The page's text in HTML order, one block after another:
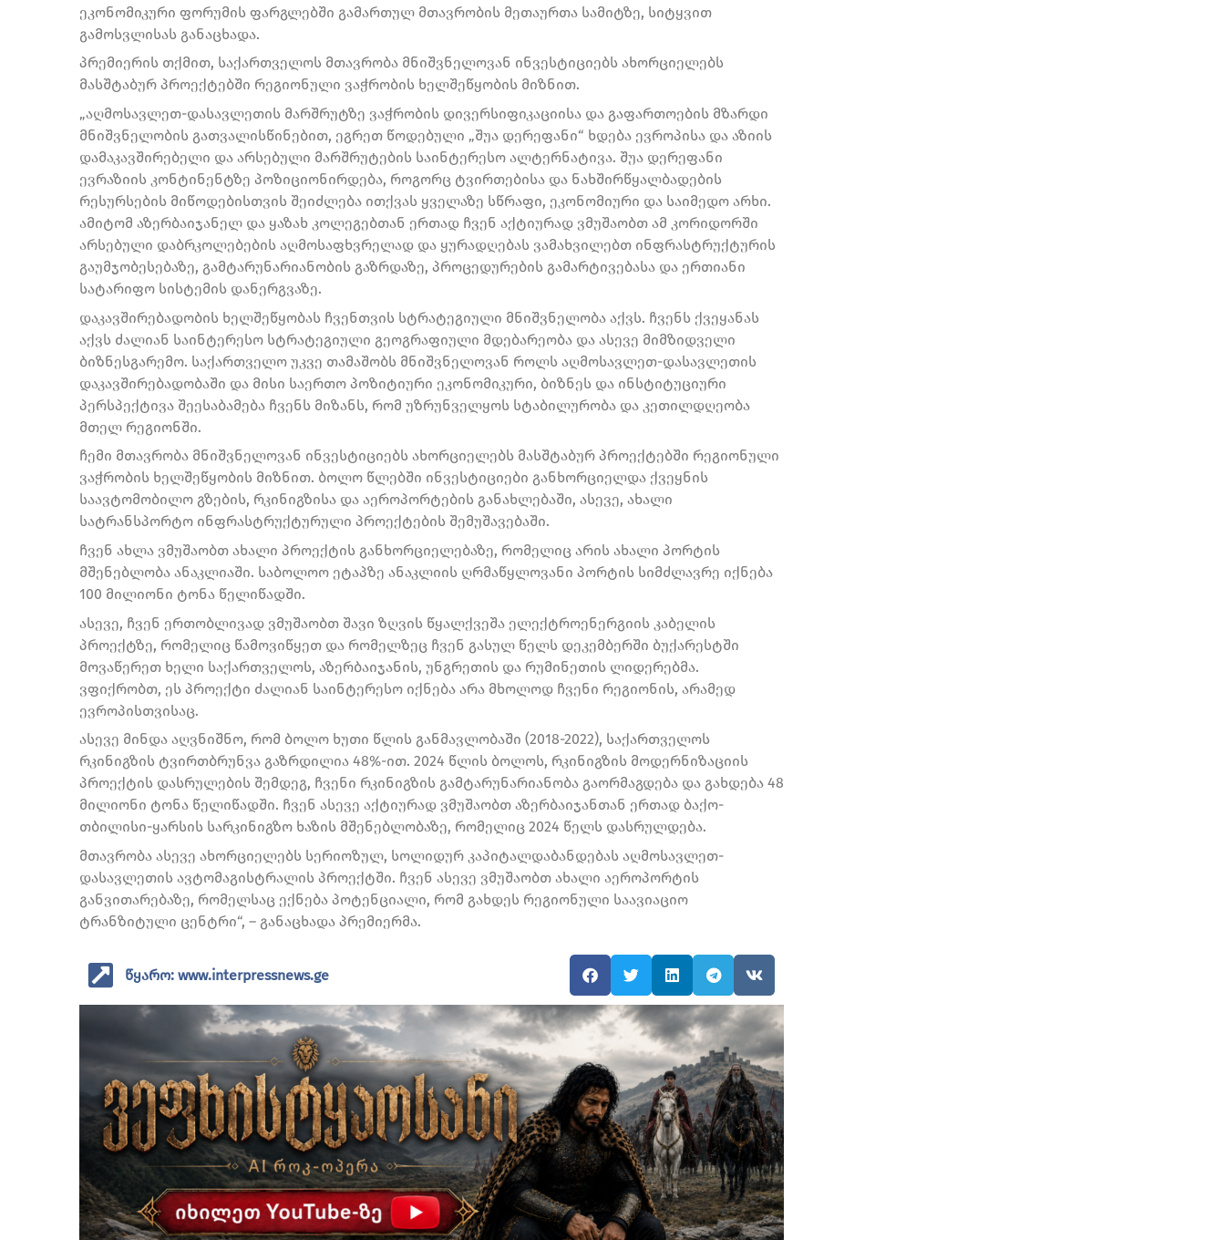
ეკონომიკური ფორუმის ფარგლებში გამართულ მთავრობის მეთაურთა სამიტზე, სიტყვით
გამოსვლისას განაცხადა.
პრემიერის თქმით, საქართველოს მთავრობა მნიშვნელოვან ინვესტიციებს ახორციელებს
მასშტაბურ პროექტებში რეგიონული ვაჭრობის ხელშეწყობის მიზნით.
„აღმოსავლეთ-დასავლეთის მარშრუტზე ვაჭრობის დივერსიფიკაციისა და გაფართოების მზარდი
მნიშვნელობის გათვალისწინებით, ეგრეთ წოდებული „შუა დერეფანი“ ხდება ევროპისა და აზიის
დამაკავშირებელი და არსებული მარშრუტების საინტერესო ალტერნატივა. შუა დერეფანი
ევრაზიის კონტინენტზე პოზიციონირდება, როგორც ტვირთებისა და ნახშირწყალბადების
რესურსების მიწოდებისთვის შეიძლება ითქვას ყველაზე სწრაფი, ეკონომიური და საიმედო არხი.
ამიტომ აზერბაიჯანელ და ყაზახ კოლეგებთან ერთად ჩვენ აქტიურად ვმუშაობთ ამ კორიდორში
არსებული დაბრკოლებების აღმოსაფხვრელად და ყურადღებას ვამახვილებთ ინფრასტრუქტურის
გაუმჯობესებაზე, გამტარუნარიანობის გაზრდაზე, პროცედურების გამარტივებასა და ერთიანი
სატარიფო სისტემის დანერგვაზე.
დაკავშირებადობის ხელშეწყობას ჩვენთვის სტრატეგიული მნიშვნელობა აქვს. ჩვენს ქვეყანას
აქვს ძალიან საინტერესო სტრატეგიული გეოგრაფიული მდებარეობა და ასევე მიმზიდველი
ბიზნესგარემო. საქართველო უკვე თამაშობს მნიშვნელოვან როლს აღმოსავლეთ-დასავლეთის
დაკავშირებადობაში და მისი საერთო პოზიტიური ეკონომიკური, ბიზნეს და ინსტიტუციური
პერსპექტივა შეესაბამება ჩვენს მიზანს, რომ უზრუნველყოს სტაბილურობა და კეთილდღეობა
მთელ რეგიონში.
ჩემი მთავრობა მნიშვნელოვან ინვესტიციებს ახორციელებს მასშტაბურ პროექტებში რეგიონული
ვაჭრობის ხელშეწყობის მიზნით. ბოლო წლებში ინვესტიციები განხორციელდა ქვეყნის
საავტომობილო გზების, რკინიგზისა და აეროპორტების განახლებაში, ასევე, ახალი
სატრანსპორტო ინფრასტრუქტურული პროექტების შემუშავებაში.
ჩვენ ახლა ვმუშაობთ ახალი პროექტის განხორციელებაზე, რომელიც არის ახალი პორტის
მშენებლობა ანაკლიაში. საბოლოო ეტაპზე ანაკლიის ღრმაწყლოვანი პორტის სიმძლავრე იქნება
100 მილიონი ტონა წელიწადში.
ასევე, ჩვენ ერთობლივად ვმუშაობთ შავი ზღვის წყალქვეშა ელექტროენერგიის კაბელის
პროექტზე, რომელიც წამოვიწყეთ და რომელზეც ჩვენ გასულ წელს დეკემბერში ბუქარესტში
მოვაწერეთ ხელი საქართველოს, აზერბაიჯანის, უნგრეთის და რუმინეთის ლიდერებმა.
ვფიქრობთ, ეს პროექტი ძალიან საინტერესო იქნება არა მხოლოდ ჩვენი რეგიონის, არამედ
ევროპისთვისაც.
ასევე მინდა აღვნიშნო, რომ ბოლო ხუთი წლის განმავლობაში (2018-2022), საქართველოს
რკინიგზის ტვირთბრუნვა გაზრდილია 48%-ით. 2024 წლის ბოლოს, რკინიგზის მოდერნიზაციის
პროექტის დასრულების შემდეგ, ჩვენი რკინიგზის გამტარუნარიანობა გაორმაგდება და გახდება 48
მილიონი ტონა წელიწადში. ჩვენ ასევე აქტიურად ვმუშაობთ აზერბაიჯანთან ერთად ბაქო-
თბილისი-ყარსის სარკინიგზო ხაზის მშენებლობაზე, რომელიც 2024 წელს დასრულდება.
მთავრობა ასევე ახორციელებს სერიოზულ, სოლიდურ კაპიტალდაბანდებას აღმოსავლეთ-
დასავლეთის ავტომაგისტრალის პროექტში. ჩვენ ასევე ვმუშაობთ ახალი აეროპორტის
განვითარებაზე, რომელსაც ექნება პოტენციალი, რომ გახდეს რეგიონული საავიაციო
ტრანზიტული ცენტრი“, – განაცხადა პრემიერმა.
წყარო: www.interpressnews.ge